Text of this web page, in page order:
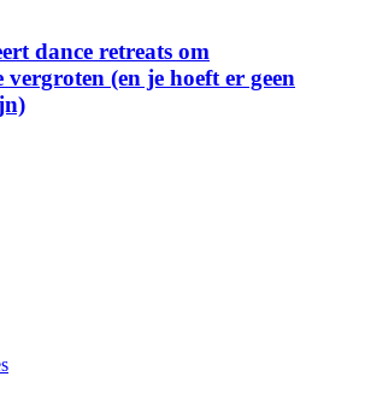
dance retreats om
(en je hoeft er geen